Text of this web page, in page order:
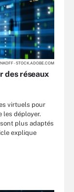
- STOCK.ADOBE.COM
des réseaux
virtuels pour
les déployer.
plus adaptés
explique